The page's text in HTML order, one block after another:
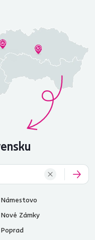
Námestovo
Nové Zámky
Poprad